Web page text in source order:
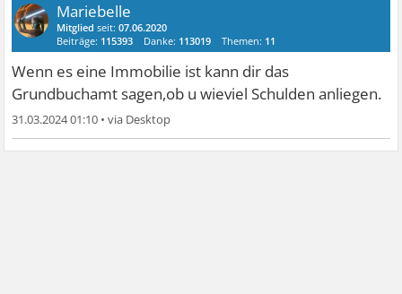
Mariebelle
Mitglied seit:07.06.2020
Beiträge: 115393 Danke: 113019 Themen: 11
Wenn es eine Immobilie ist kann dir das
Grundbuchamt sagen,ob u wieviel Schulden anliegen.
31.03.2024 01:10 •